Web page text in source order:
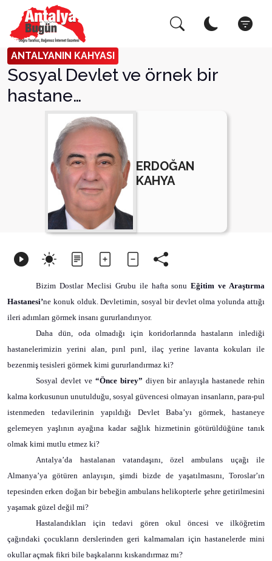
ANTALYANIN KAHYASI
Sosyal Devlet ve örnek bir
hastane…
ERDOĞAN
KAHYA
Bizim Dostlar Meclisi Grubu ile hafta sonuEğitim ve Araştırma
Hastanesi’ne konuk olduk. Devletimin, sosyal bir devlet olma yolunda attığı
ileri adımları görmek insanı gururlandırıyor.
Daha dün, oda olmadığı için koridorlarında hastaların inlediği
hastanelerimizin yerini alan, pırıl pırıl, ilaç yerine lavanta kokuları ile
bezenmiş tesisleri görmek kimi gururlandırmaz ki?
Sosyal devlet ve “Önce birey” diyen bir anlayışla hastanede rehin
kalma korkusunun unutulduğu, sosyal güvencesi olmayan insanların, para-pul
istenmeden tedavilerinin yapıldığı Devlet Baba’yı görmek, hastaneye
gelemeyen yaşlının ayağına kadar sağlık hizmetinin götürüldüğüne tanık
olmak kimi mutlu etmez ki?
Antalya’da hastalanan vatandaşını, özel ambulans uçağı ile
Almanya’ya götüren anlayışın, şimdi bizde de yaşatılmasını, Toroslar’ın
tepesinden erken doğan bir bebeğin ambulans helikopterle şehre getirilmesini
yaşamak güzel değil mi?
Hastalandıkları için tedavi gören okul öncesi ve ilköğretim
çağındaki çocukların derslerinden geri kalmamaları için hastanelerde mini
okullar açmak fikri bile başkalarını kıskandırmaz mı?
Arama Yap! Kapat